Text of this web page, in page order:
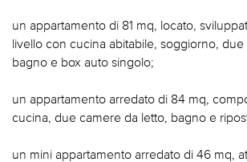
un appartamento di 81 mq, locato,
livello con cucina abitabile, soggiorno, due
bagno e box auto singolo;
un appartamento arredato di 84 mq,
cucina, due camere da letto, bagno e
un mini appartamento arredato di 46 mq,